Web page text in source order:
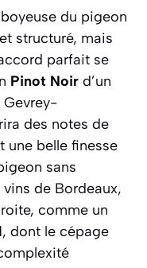
du pigeon
structuré, mais
parfait se
Pinot Noir d’un
Gevrey-
des notes de
une belle finesse
sans
vins de Bordeaux,
comme un
, dont le cépage